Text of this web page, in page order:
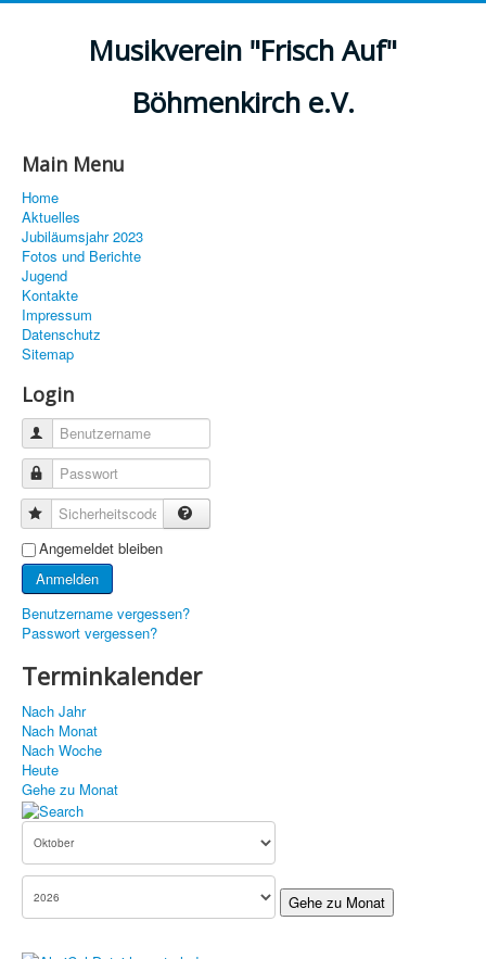
Musikverein "Frisch Auf"
Böhmenkirch e.V.
Main Menu
Home
Aktuelles
Jubiläumsjahr 2023
Fotos und Berichte
Jugend
Kontakte
Impressum
Datenschutz
Sitemap
Login
Benutzername
Passwort
Sicherheitscode
Angemeldet bleiben
Anmelden
Benutzername vergessen?
Passwort vergessen?
Terminkalender
Nach Jahr
Nach Monat
Nach Woche
Heute
Gehe zu Monat
Gehe zu Monat